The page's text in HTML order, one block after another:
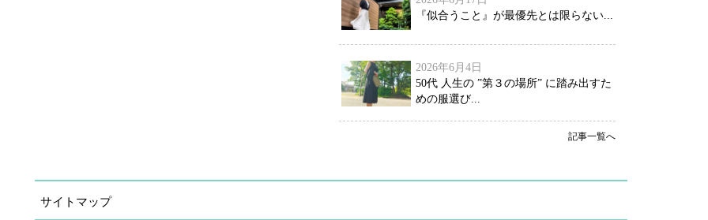
『似合うこと』が最優先とは限らない...
2026年6月4日
50代 人生の ”第３の場所” に踏み出すた
めの服選び...
記事一覧へ
サイトマップ